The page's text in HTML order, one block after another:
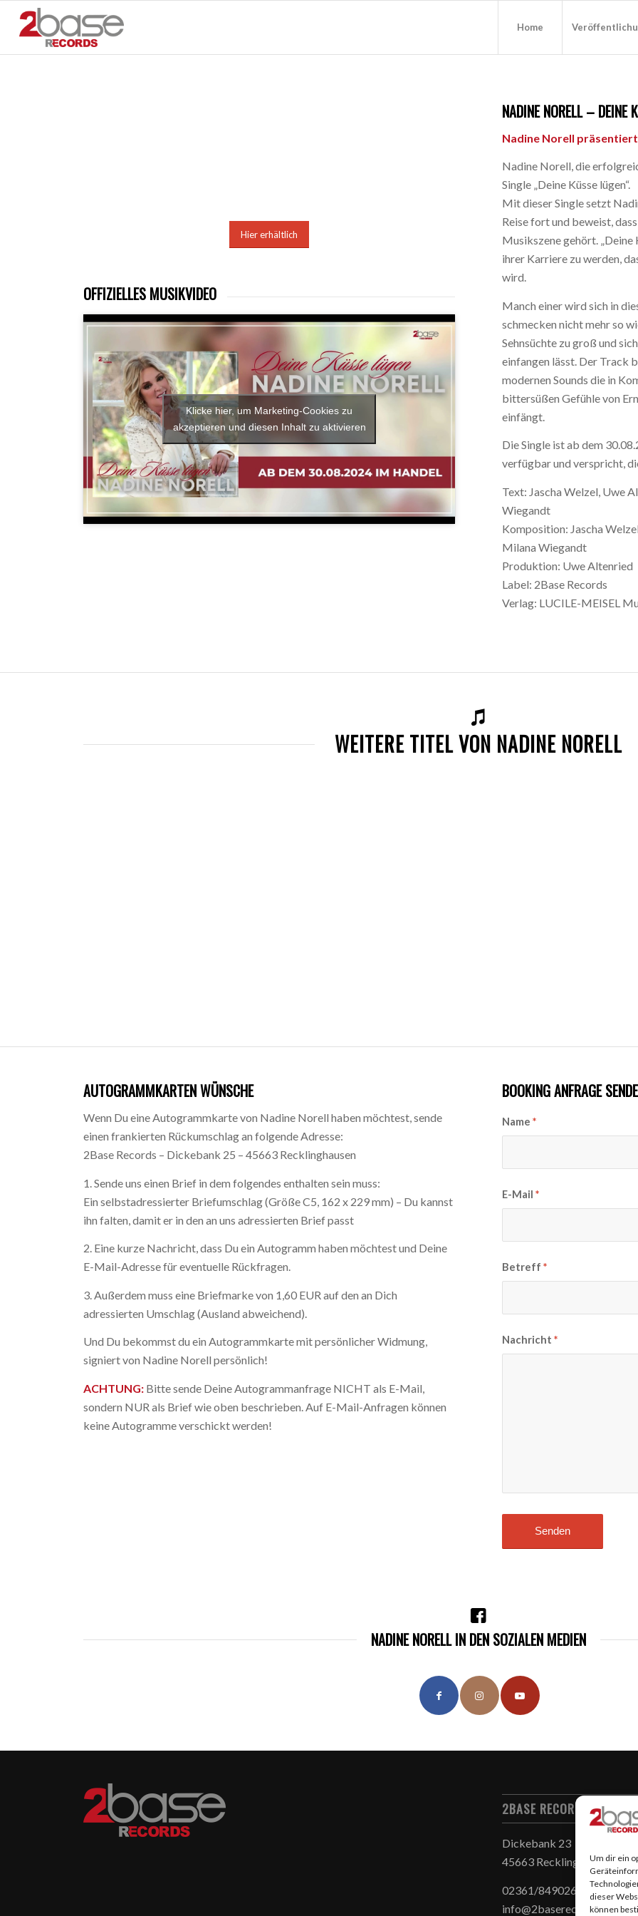
Um dir ein
dieser
können
Home
Hier erhältlich
OFFIZIELLES MUSIKVIDEO
Klicke hier, um Marketing-Cookies zu
akzeptieren und diesen Inhalt zu aktivieren
NADINE NORELL – DEINE
Nadine Norell präsentiert
Nadine Norell, die
Single „Deine Küsse lügen“.
Mit dieser Single setzt
Reise fort und beweist,
Musikszene gehört.
ihrer Karriere zu werden,
wird.
Manch einer wird sich in
schmecken nicht mehr so
Sehnsüchte zu groß und
einfangen lässt. Der Track
modernen Sounds die in
bittersüßen Gefühle von
einfängt.
Die Single ist ab dem
verfügbar und verspricht,
Text: Jascha Welzel, Uwe
Wiegandt
Komposition: Jascha
Milana Wiegandt
Produktion: Uwe Altenried
Label: 2Base Records
Verlag: LUCILE-MEISEL
WEITERE TITEL VON NADINE NORELL
AUTOGRAMMKARTEN WÜNSCHE
Wenn Du eine Autogrammkarte von Nadine Norell haben möchtest, sende
einen frankierten Rückumschlag an folgende Adresse:
2Base Records – Dickebank 25 – 45663 Recklinghausen
1. Sende uns einen Brief in dem folgendes enthalten sein muss:
Ein selbstadressierter Briefumschlag (Größe C5, 162 x 229 mm) – Du kannst
ihn falten, damit er in den an uns adressierten Brief passt
2. Eine kurze Nachricht, dass Du ein Autogramm haben möchtest und Deine
E-Mail-Adresse für eventuelle Rückfragen.
3. Außerdem muss eine Briefmarke von 1,60 EUR auf den an Dich
adressierten Umschlag (Ausland abweichend).
Und Du bekommst du ein Autogrammkarte mit persönlicher Widmung,
signiert von Nadine Norell persönlich!
ACHTUNG: Bitte sende Deine Autogrammanfrage NICHT als E-Mail,
sondern NUR als Brief wie oben beschrieben. Auf E-Mail-Anfragen können
keine Autogramme verschickt werden!
BOOKING ANFRAGE
Name*
E-Mail*
Betreff*
Nachricht*
NADINE NORELL IN DEN SOZIALEN MEDIEN
2BASE RECORDS &
Dickebank 23
45663 Recklinghausen
02361/8490260
info@2baserecords.de